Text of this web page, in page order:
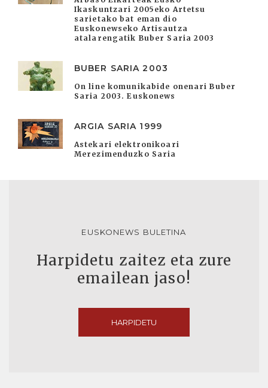
Ikaskuntzari 2005eko Artetsu
sarietako bat eman dio
Euskonewseko Artisautza
atalarengatik Buber Saria 2003
BUBER SARIA 2003
On line komunikabide onenari Buber
Saria 2003. Euskonews
ARGIA SARIA 1999
Astekari elektronikoari
Merezimenduzko Saria
EUSKONEWS BULETINA
Harpidetu zaitez eta zure
emailean jaso!
HARPIDETU